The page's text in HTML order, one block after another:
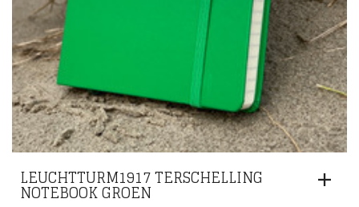
LEUCHTTURM1917 TERSCHELLING
NOTEBOOK GROEN